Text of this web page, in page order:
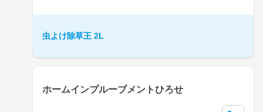
虫よけ除草王 2L
ホームインプルーブメントひろせ